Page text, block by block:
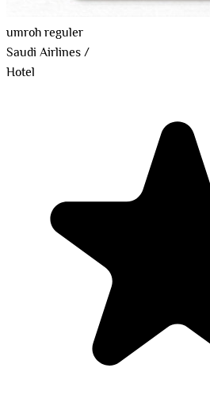
umroh reguler
Saudi Airlines/
Hotel